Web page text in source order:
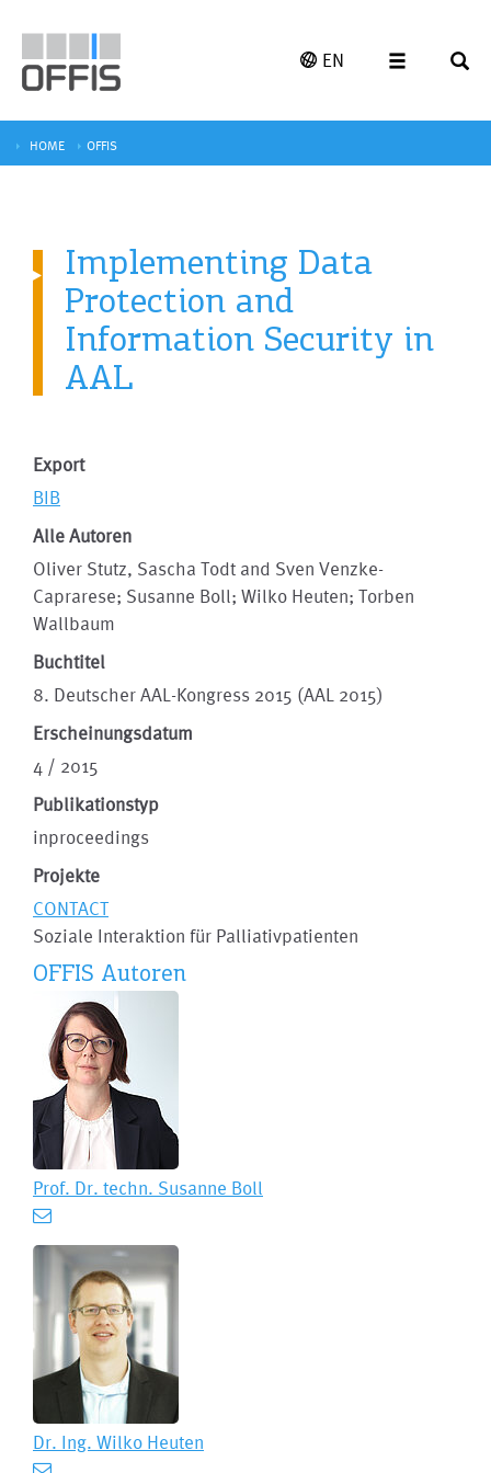
EN
HOME OFFIS
Implementing Data
Protection and
Information Security in
AAL
Export
BIB
Alle Autoren
Oliver Stutz, Sascha Todt and Sven Venzke-
Caprarese; Susanne Boll; Wilko Heuten; Torben
Wallbaum
Buchtitel
8. Deutscher AAL-Kongress 2015 (AAL 2015)
Erscheinungsdatum
4 / 2015
Publikationstyp
inproceedings
Projekte
CONTACT
Soziale Interaktion für Palliativpatienten
OFFIS Autoren
Prof. Dr. techn. Susanne Boll
Dr. Ing. Wilko Heuten